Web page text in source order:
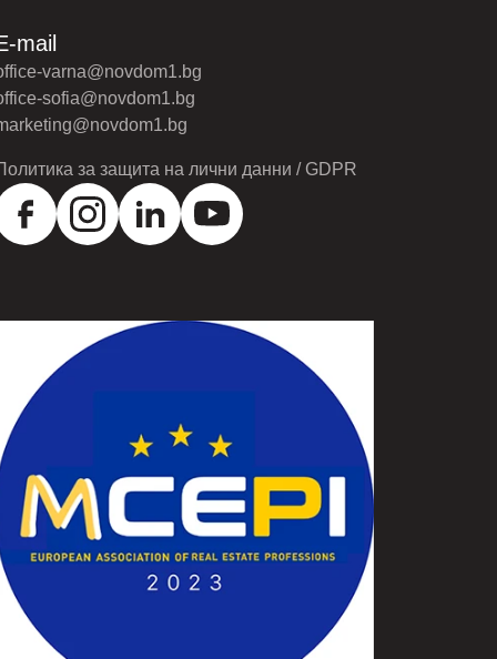
mail
varna@novdom1.bg
sofia@novdom1.bg
за защита на лични данни / GDPR